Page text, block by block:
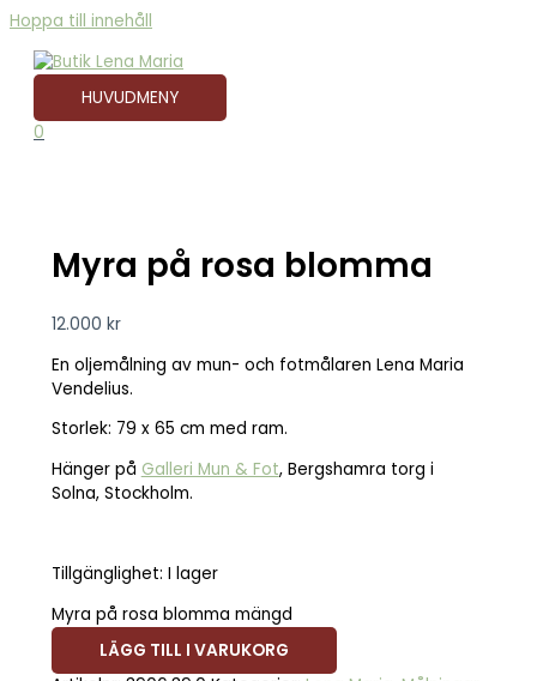
Hoppa till innehåll
HUVUDMENY
0
Myra på rosa blomma
12.000 kr
En oljemålning av mun- och fotmålaren Lena Maria
Vendelius.
Storlek: 79 x 65 cm med ram.
Hänger på Galleri Mun & Fot, Bergshamra torg i
Solna, Stockholm.
Tillgänglighet: I lager
Myra på rosa blomma mängd
LÄGG TILL I VARUKORG